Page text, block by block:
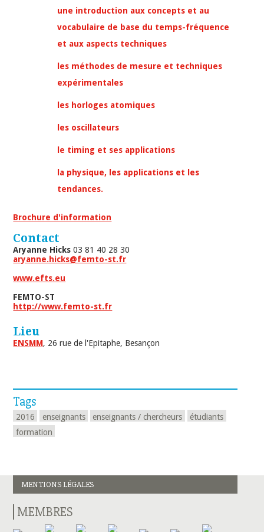
une introduction aux concepts et au
vocabulaire de base du temps-fréquence
et aux aspects techniques
les méthodes de mesure et techniques
expérimentales
les horloges atomiques
les oscillateurs
le timing et ses applications
la physique, les applications et les
tendances.
Brochure d'information
Contact
Aryanne Hicks03 81 40 28 30
aryanne.hicks@femto-st.fr
www.efts.eu
FEMTO-ST
http://www.femto-st.fr
Lieu
ENSMM, 26 rue de l'Epitaphe, Besançon
Tags
2016 enseignants enseignants / chercheurs
étudiants
formation
MENTIONS LÉGALES
MEMBRES